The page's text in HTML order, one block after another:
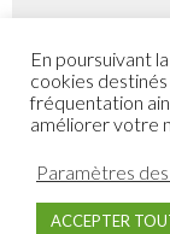
46
En poursuivant
cookies
fréquentation
améliorer votre
Paramètres
ACCEPTER